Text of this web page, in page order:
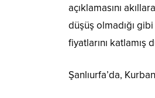
açıklamasını
düşüş olmadığı
fiyatlarını katlamış
Şanlıurfa’da,